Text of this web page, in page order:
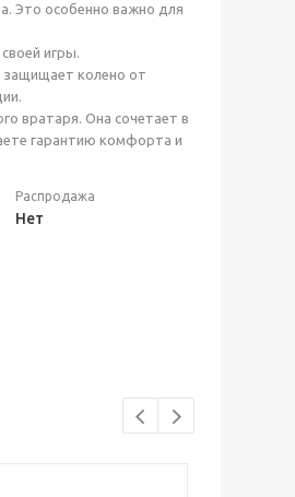
Это особенно важно для
игры.
защищает колено от
вратаря. Она сочетает в
гарантию комфорта и
Распродажа
Нет